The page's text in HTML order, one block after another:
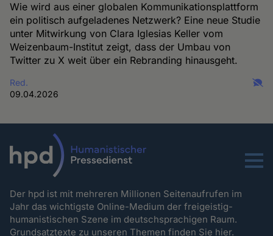
Wie wird aus einer globalen Kommunikationsplattform
ein politisch aufgeladenes Netzwerk? Eine neue Studie
unter Mitwirkung von Clara Iglesias Keller vom
Weizenbaum-Institut zeigt, dass der Umbau von
Twitter zu X weit über ein Rebranding hinausgeht.
Red.
09.04.2026
Menu
Der hpd ist mit mehreren Millionen Seitenaufrufen im
Jahr das wichtigste Online-Medium der freigeistig-
humanistischen Szene im deutschsprachigen Raum.
Grundsatztexte zu unseren Themenfinden Sie hier.